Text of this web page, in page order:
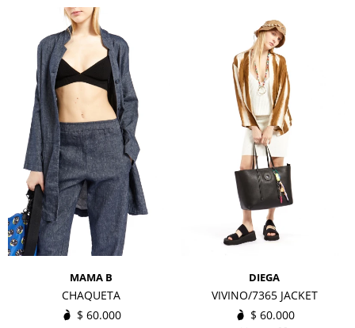
MAMA B
CHAQUETA
$ 60.000
DIEGA
VIVINO/7365 JACKET
$ 60.000